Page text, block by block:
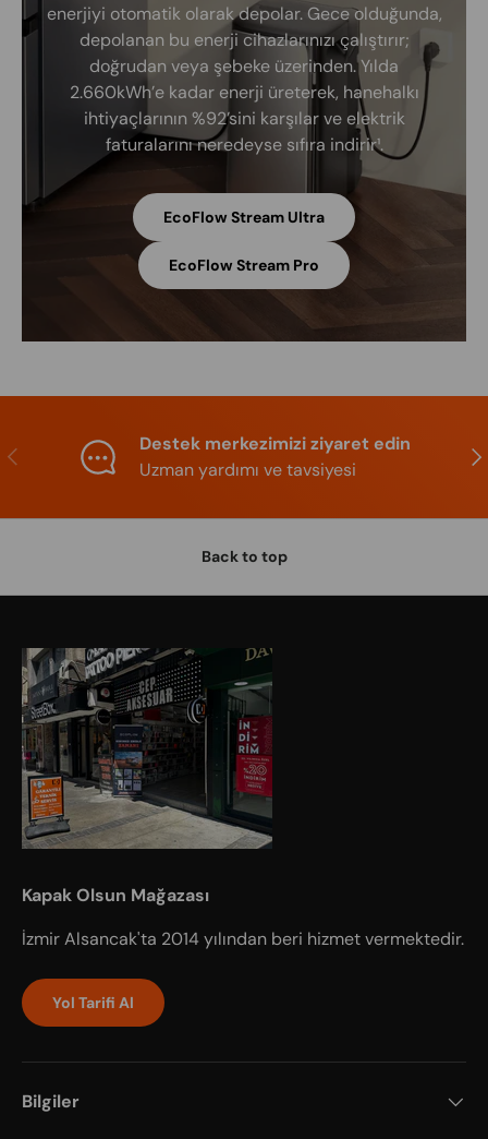
enerjiyi otomatik olarak depolar. Gece olduğunda,
depolanan bu enerji cihazlarınızı çalıştırır;
doğrudan veya şebeke üzerinden. Yılda
2.660kWh’e kadar enerji üreterek, hanehalkı
ihtiyaçlarının %92’sini karşılar ve elektrik
faturalarını neredeyse sıfıra indirir¹.
EcoFlow Stream Ultra
EcoFlow Stream Pro
Previous
Destek merkezimizi ziyaret edin
Uzman yardımı ve tavsiyesi
Back to top
Kapak Olsun Mağazası
İzmir Alsancak'ta 2014 yılından beri hizmet vermektedir.
Yol Tarifi Al
Bilgiler